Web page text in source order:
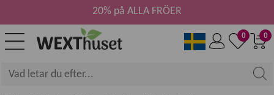
0
0
20% på ALLA FRÖER